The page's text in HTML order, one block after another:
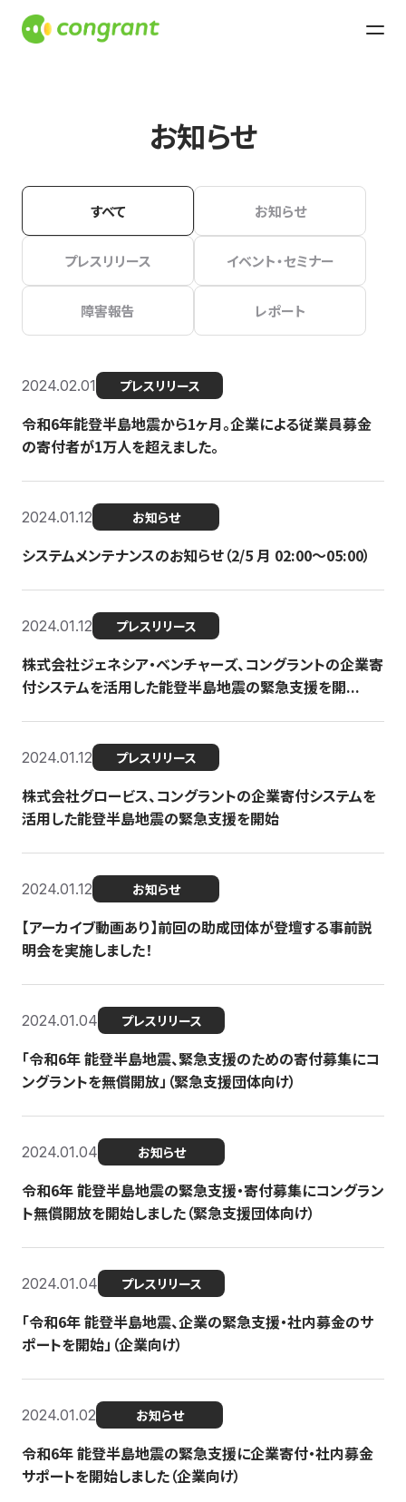
お知らせ
すべて お知らせ
プレスリリース イベント・セミナー
障害報告 レポート
2024.02.01 プレスリリース
令和6年能登半島地震から1ヶ月。企業による従業員募金
の寄付者が1万人を超えました。
2024.01.12 お知らせ
システムメンテナンスのお知らせ（2/5 月 02:00〜05:00）
2024.01.12 プレスリリース
株式会社ジェネシア・ベンチャーズ、コングラントの企業寄
付システムを活用した能登半島地震の緊急支援を開...
2024.01.12 プレスリリース
株式会社グロービス、コングラントの企業寄付システムを
活用した能登半島地震の緊急支援を開始
2024.01.12 お知らせ
【アーカイブ動画あり】前回の助成団体が登壇する事前説
明会を実施しました！
2024.01.04 プレスリリース
「令和6年 能登半島地震、緊急支援のための寄付募集にコ
ングラントを無償開放」（緊急支援団体向け）
2024.01.04 お知らせ
令和6年 能登半島地震の緊急支援・寄付募集にコングラン
ト無償開放を開始しました（緊急支援団体向け）
2024.01.04 プレスリリース
「令和6年 能登半島地震、企業の緊急支援・社内募金のサ
ポートを開始」（企業向け）
2024.01.02 お知らせ
令和6年 能登半島地震の緊急支援に企業寄付・社内募金
サポートを開始しました（企業向け）